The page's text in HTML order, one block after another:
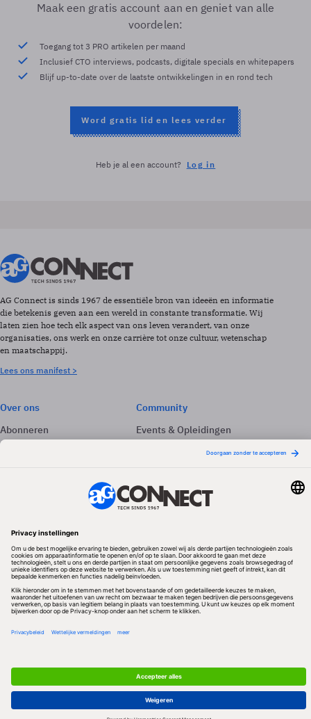
Maak een gratis account aan en geniet van alle
voordelen:
Toegang tot 3 PRO artikelen per maand
Inclusief CTO interviews, podcasts, digitale specials en whitepapers
Blijf up-to-date over de laatste ontwikkelingen in en rond tech
Word gratis lid en lees verder
Heb je al een account? Log in
AG Connect is sinds 1967 de essentiële bron van ideeën en informatie
die betekenis geven aan een wereld in constante transformatie. Wij
laten zien hoe tech elk aspect van ons leven verandert, van onze
organisaties, ons werk en onze carrière tot onze cultuur, wetenschap
en maatschappij.
Lees ons manifest >
Over ons
Abonneren
Adverteren
Community
Events & Opleidingen
Volg ons
Redactionele partner
Algemene Voorwaarden & Copyrights